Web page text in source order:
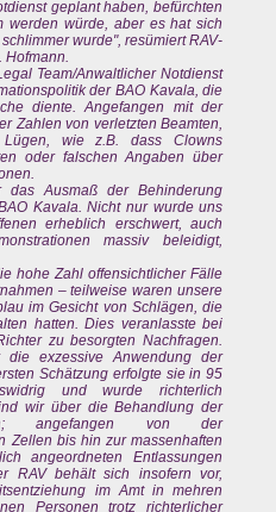
geplant haben, befürchten
werden würde, aber es hat sich
wurde", resümiert RAV-
Hofmann.
Team/Anwaltlicher Notdienst
der BAO Kavala, die
diente. Angefangen mit der
Zahlen von verletzten Beamten,
wie z.B. dass Clowns
oder falschen Angaben über
Ausmaß der Behinderung
Kavala. Nicht nur wurde uns
erheblich erschwert, auch
massiv beleidigt,
hohe Zahl offensichtlicher Fälle
– teilweise waren unsere
im Gesicht von Schlägen, die
hatten. Dies veranlasste bei
zu besorgten Nachfragen.
exzessive Anwendung der
Schätzung erfolgte sie in 95
und wurde richterlich
wir über die Behandlung der
angefangen von der
Zellen bis hin zur massenhaften
angeordneten Entlassungen
RAV behält sich insofern vor,
im Amt in mehren
Personen trotz richterlicher